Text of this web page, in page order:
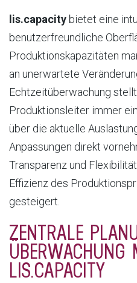
lis.capacitybietet eine
benutzerfreundliche
Produktionskapazitäten
an unerwartete
Echtzeitüberwachung
Produktionsleiter immer
über die aktuelle
Anpassungen direkt
Transparenz und
Effizienz des
gesteigert.
ZENTRALE
ÜBERWACHUNG
LIS.CAPACITY